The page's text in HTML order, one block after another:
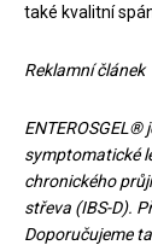
také kvalitní
Reklamní článek
symptomatické
chronického
střeva (IBS-D).
Doporučujeme